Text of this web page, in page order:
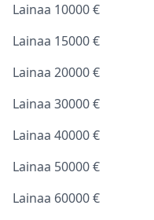
Lainaa 10000 €
Lainaa 15000 €
Lainaa 20000 €
Lainaa 30000 €
Lainaa 40000 €
Lainaa 50000 €
Lainaa 60000 €